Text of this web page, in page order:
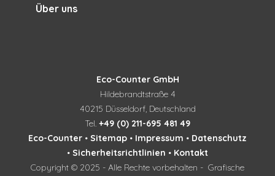
Über uns
Eco-Counter GmbH
Hildebrandtstraße 4
40215 Düsseldorf, Deutschland
Tel. +49 (0) 211-695 481 49
Eco-Counter • Sitemap • Impressum • Datenschutz
• Sicherheitsrichtlinien • Kontakt
Copyright © 2025 - Alle Rechte vorbehalten - Grafische